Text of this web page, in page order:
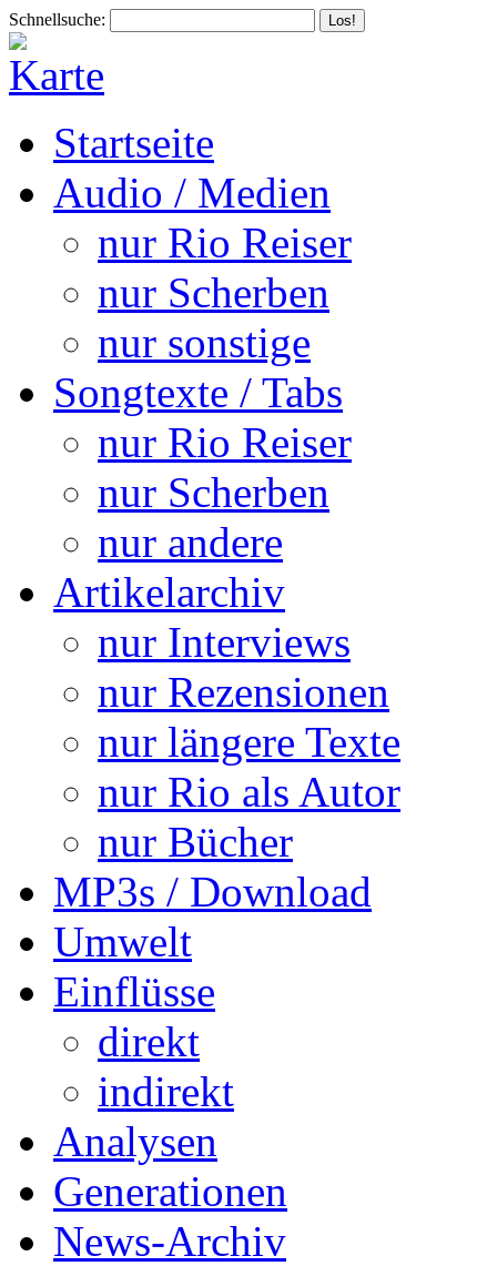
Schnellsuche:
Startseite
Audio / Medien
nur Rio Reiser
nur Scherben
nur sonstige
Songtexte / Tabs
nur Rio Reiser
nur Scherben
nur andere
Artikelarchiv
nur Interviews
nur Rezensionen
nur längere Texte
nur Rio als Autor
nur Bücher
MP3s / Download
Umwelt
Einflüsse
direkt
indirekt
Analysen
Generationen
News-Archiv